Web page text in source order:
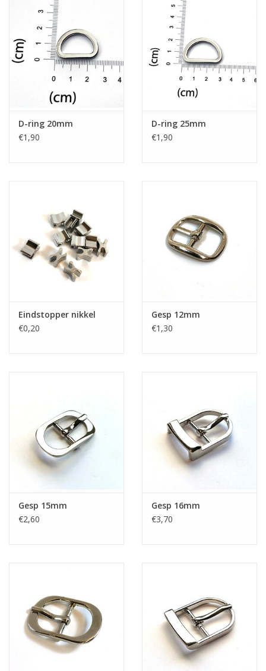
D-ring 20mm
€1,90
D-ring 25mm
€1,90
Eindstopper nikkel
€0,20
Gesp 12mm
€1,30
Gesp 15mm
€2,60
Gesp 16mm
€3,70